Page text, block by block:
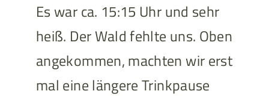
Es war ca. 15:15 Uhr und sehr
heiß. Der Wald fehlte uns. Oben
angekommen, machten wir erst
mal eine längere Trinkpause